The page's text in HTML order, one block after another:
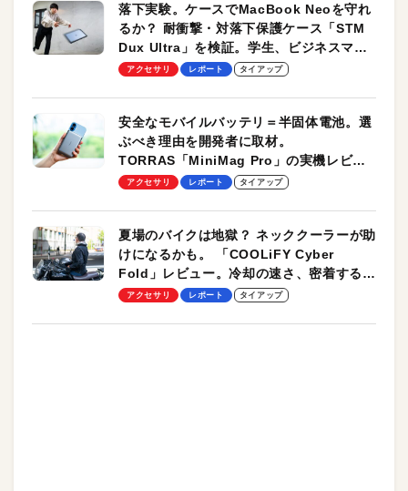
落下実験。ケースでMacBook Neoを守れ
るか？ 耐衝撃・対落下保護ケース「STM
Dux Ultra」を検証。学生、ビジネスマン
のモバイルユースに最適！
アクセサリ レポート タイアップ
安全なモバイルバッテリ＝半固体電池。選
ぶべき理由を開発者に取材。
TORRAS「MiniMag Pro」の実機レビュ
ーも
アクセサリ レポート タイアップ
夏場のバイクは地獄？ ネッククーラーが助
けになるかも。 「COOLiFY Cyber
Fold」レビュー。冷却の速さ、密着する冷
却プレート、シンプルな操作性がグッド！
アクセサリ レポート タイアップ